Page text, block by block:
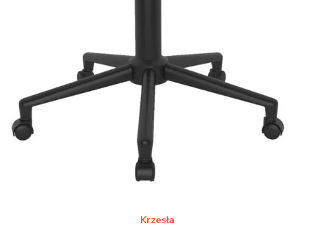
Krzesła